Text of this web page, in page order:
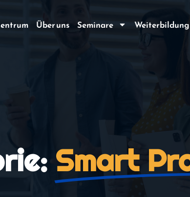
Über uns Seminare Weiterbildung
Smart